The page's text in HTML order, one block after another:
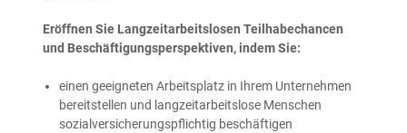
Eröffnen Sie Langzeitarbeitslosen Teilhabechancen
und Beschäftigungsperspektiven, indem Sie:
einen geeigneten Arbeitsplatz in Ihrem Unternehmen
bereitstellen und langzeitarbeitslose Menschen
sozialversicherungspflichtig beschäftigen